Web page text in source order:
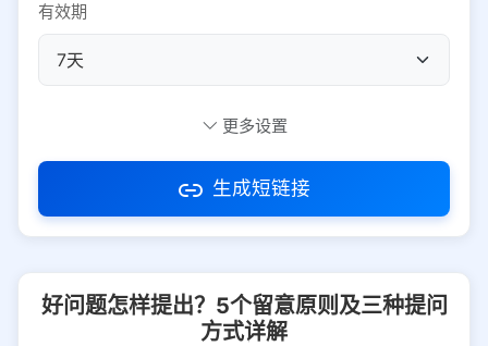
有效期
访问密码
更多设置
生成短链接
好问题怎样提出？5个留意原则及三种提问
方式详解